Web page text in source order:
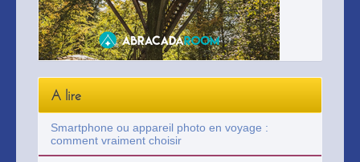
A lire
Smartphone ou appareil photo en voyage :
comment vraiment choisir